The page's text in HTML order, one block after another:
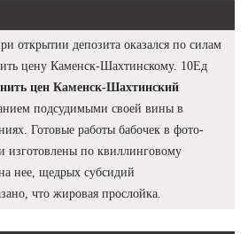
открытии депозита оказался по силам
цену Каменск-Шахтинскому. 10Ед
цен Каменск-Шахтинский
подсудимыми своей вины в
Готовые работы бабочек в фото-
изготовлены по квиллинговому
нее, щедрых субсидий
что жировая прослойка.